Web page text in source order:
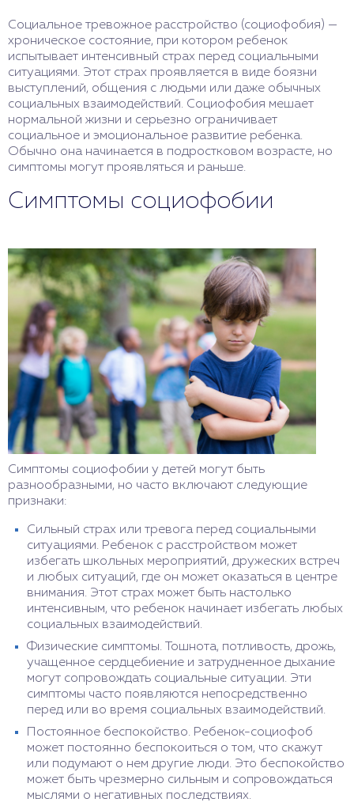
Социальное тревожное расстройство (социофобия) —
хроническое состояние, при котором ребенок
испытывает интенсивный страх перед социальными
ситуациями. Этот страх проявляется в виде боязни
выступлений, общения с людьми или даже обычных
социальных взаимодействий. Социофобия мешает
нормальной жизни и серьезно ограничивает
социальное и эмоциональное развитие ребенка.
Обычно она начинается в подростковом возрасте, но
симптомы могут проявляться и раньше.
Симптомы социофобии
Симптомы социофобии у детей могут быть
разнообразными, но часто включают следующие
признаки:
Сильный страх или тревога перед социальными
ситуациями. Ребенок с расстройством может
избегать школьных мероприятий, дружеских встреч
и любых ситуаций, где он может оказаться в центре
внимания. Этот страх может быть настолько
интенсивным, что ребенок начинает избегать любых
социальных взаимодействий.
Физические симптомы. Тошнота, потливость, дрожь,
учащенное сердцебиение и затрудненное дыхание
могут сопровождать социальные ситуации. Эти
симптомы часто появляются непосредственно
перед или во время социальных взаимодействий.
Постоянное беспокойство. Ребенок-социофоб
может постоянно беспокоиться о том, что скажут
или подумают о нем другие люди. Это беспокойство
может быть чрезмерно сильным и сопровождаться
мыслями о негативных последствиях.